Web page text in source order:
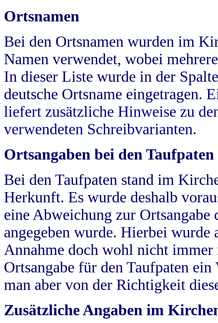
Ortsnamen
Bei den Ortsnamen wurden im
Namen verwendet, wobei
In dieser Liste wurde in der
deutsche Ortsname eingetragen.
liefert zusätzliche Hinweise zu
verwendeten Schreibvarianten.
Ortsangaben bei den Taufpaten
Bei den Taufpaten stand im
Herkunft. Es wurde deshalb
eine Abweichung zur
angegeben wurde. Hierbei wurde
Annahme doch wohl nicht
Ortsangabe für den Taufpaten
man aber von der Richtigkeit
Zusätzliche Angaben im